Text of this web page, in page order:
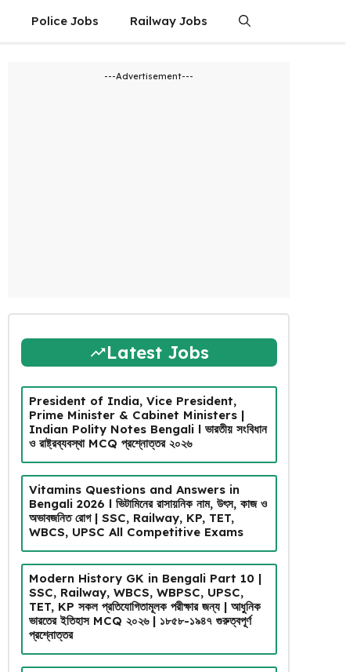
Police Jobs Railway Jobs
---Advertisement---
Latest Jobs
President of India, Vice President,
Prime Minister & Cabinet Ministers |
Indian Polity Notes Bengali l ভারতীয় সংবিধান
ও রাষ্ট্রব্যবস্থা MCQ প্রশ্নোত্তর ২০২৬
Vitamins Questions and Answers in
Bengali 2026 l ভিটামিনের রাসায়নিক নাম, উৎস, কাজ ও
অভাবজনিত রোগ | SSC, Railway, KP, TET,
WBCS, UPSC All Competitive Exams
Modern History GK in Bengali Part 10 |
SSC, Railway, WBCS, WBPSC, UPSC,
TET, KP সকল প্রতিযোগিতামূলক পরীক্ষার জন্য | আধুনিক
ভারতের ইতিহাস MCQ ২০২৬ | ১৮৫৮-১৯৪৭ গুরুত্বপূর্ণ
প্রশ্নোত্তর